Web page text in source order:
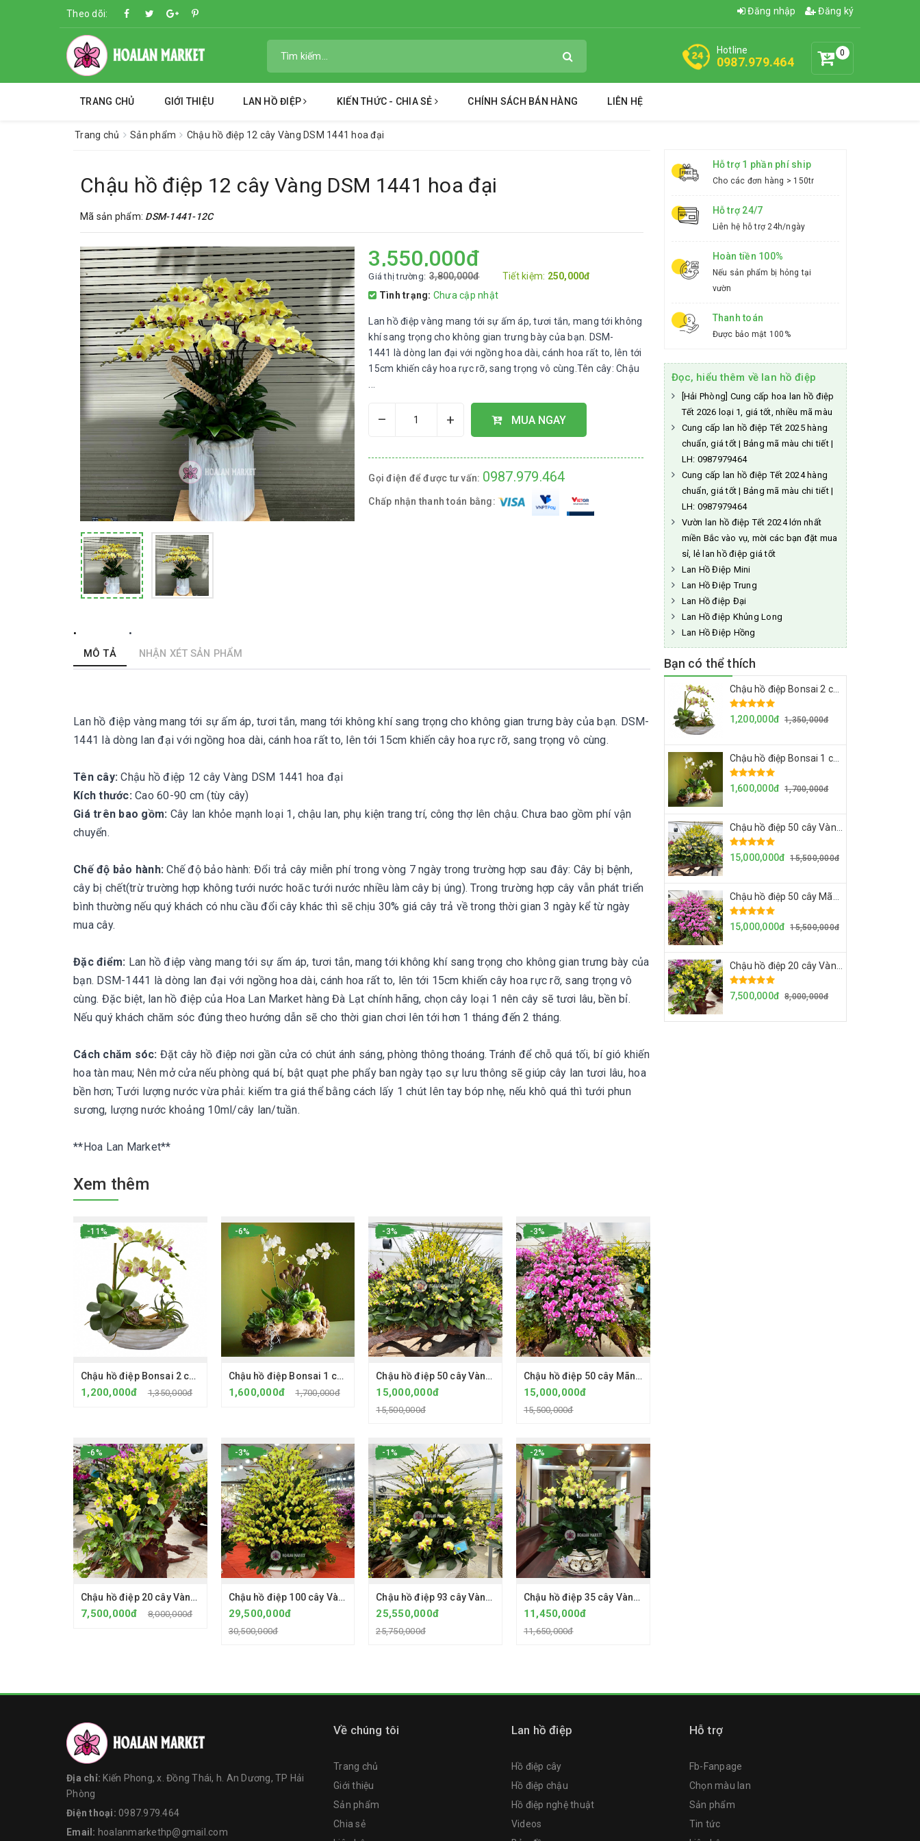
Theo dõi: Đăng nhập Đăng ký
0
Hotline
0987.979.464
TRANG CHỦ GIỚI THIỆU LAN HỒ ĐIỆP KIẾN THỨC - CHIA SẺ CHÍNH SÁCH BÁN HÀNG LIÊN HỆ
Trang chủ Sản phẩm Chậu hồ điệp 12 cây Vàng DSM 1441 hoa đại
Chậu hồ điệp 12 cây Vàng DSM 1441 hoa đại
Mã sản phẩm: DSM-1441-12C
3,550,000đ
Giá thị trường: 3,800,000đ Tiết kiệm: 250,000đ
Tình trạng: Chưa cập nhật
Lan hồ điệp vàng mang tới sự ấm áp, tươi tắn, mang tới không
khí sang trọng cho không gian trưng bày của bạn. DSM-
1441 là dòng lan đại với ngồng hoa dài, cánh hoa rất to, lên tới
15cm khiến cây hoa rực rỡ, sang trọng vô cùng.Tên cây: Chậu
– + MUA NGAY
Gọi điện để được tư vấn: 0987.979.464
Chấp nhận thanh toán bằng:
MÔ TẢ NHẬN XÉT SẢN PHẨM
Lan hồ điệp vàng mang tới sự ấm áp, tươi tắn, mang tới không khí sang trọng cho không gian trưng bày của bạn. DSM-
1441 là dòng lan đại với ngồng hoa dài, cánh hoa rất to, lên tới 15cm khiến cây hoa rực rỡ, sang trọng vô cùng.
Tên cây: Chậu hồ điệp 12 cây Vàng DSM 1441 hoa đại
Kích thước: Cao 60-90 cm (tùy cây)
Giá trên bao gồm: Cây lan khỏe mạnh loại 1, chậu lan, phụ kiện trang trí, công thợ lên chậu. Chưa bao gồm phí vận
chuyển.
Chế độ bảo hành: Chế độ bảo hành: Đổi trả cây miễn phí trong vòng 7 ngày trong trường hợp sau đây: Cây bị bệnh,
cây bị chết(trừ trường hợp không tưới nước hoăc tưới nước nhiều làm cây bị úng). Trong trường hợp cây vẫn phát triển
bình thường nếu quý khách có nhu cầu đổi cây khác thì sẽ chịu 30% giá cây trả về trong thời gian 3 ngày kể từ ngày
mua cây.
Đặc điểm: Lan hồ điệp vàng mang tới sự ấm áp, tươi tắn, mang tới không khí sang trọng cho không gian trưng bày của
bạn. DSM-1441 là dòng lan đại với ngồng hoa dài, cánh hoa rất to, lên tới 15cm khiến cây hoa rực rỡ, sang trọng vô
cùng. Đặc biệt, lan hồ điệp của Hoa Lan Market hàng Đà Lạt chính hãng, chọn cây loại 1 nên cây sẽ tươi lâu, bền bỉ.
Nếu quý khách chăm sóc đúng theo hướng dẫn sẽ cho thời gian chơi lên tới hơn 1 tháng đến 2 tháng.
Cách chăm sóc: Đặt cây hồ điệp nơi gần cửa có chút ánh sáng, phòng thông thoáng. Tránh để chỗ quá tối, bí gió khiến
hoa tàn mau; Nên mở cửa nếu phòng quá bí, bật quạt phe phẩy ban ngày tạo sự lưu thông sẽ giúp cây lan tươi lâu, hoa
bền hơn; Tưới lượng nước vừa phải: kiếm tra giá thể bằng cách lấy 1 chút lên tay bóp nhẹ, nếu khô quá thì tưới phun
sương, lượng nước khoảng 10ml/cây lan/tuần.
**Hoa Lan Market**
Xem thêm
-11%
Chậu hồ điệp Bonsai 2 cây mini vàng kẻ đỏ - Chậu sành
1,200,000đ 1,350,000đ
-6%
Chậu hồ điệp Bonsai 1 cây mini Ama trắng 2 ngồng hoa - Chậu lũa
1,600,000đ 1,700,000đ
-3%
Chậu hồ điệp 50 cây Vàng 2035 2 ngồng hoa - Gỗ lũa
15,000,000đ
15,500,000đ
-3%
Chậu hồ điệp 50 cây Mãn thiên hồng - Gỗ lũa
15,000,000đ
15,500,000đ
-6%
Chậu hồ điệp 20 cây Vàng 2035 - Gỗ lũa
7,500,000đ 8,000,000đ
-3%
Chậu hồ điệp 100 cây Vàng 2035 2 vòi hoa - Chậu sứ cao cấp
29,500,000đ
30,500,000đ
-1%
Chậu hồ điệp 93 cây Vàng 2035 - Chậu sứ Bát Tràng
25,550,000đ
25,750,000đ
-2%
Chậu hồ điệp 35 cây Vàng 2035 - Chậu sứ cao cấp
11,450,000đ
11,650,000đ
Hỗ trợ 1 phần phí ship
Cho các đơn hàng > 150tr
Hỗ trợ 24/7
Liên hệ hỗ trợ 24h/ngày
Hoàn tiền 100%
Nếu sản phẩm bị hỏng tại
vườn
Thanh toán
Được bảo mật 100%
Đọc, hiểu thêm về lan hồ điệp
[Hải Phòng] Cung cấp hoa lan hồ điệp
Tết 2026 loại 1, giá tốt, nhiều mã màu
Cung cấp lan hồ điệp Tết 2025 hàng
chuẩn, giá tốt | Bảng mã màu chi tiết |
LH: 0987979464
Cung cấp lan hồ điệp Tết 2024 hàng
chuẩn, giá tốt | Bảng mã màu chi tiết |
LH: 0987979464
Vườn lan hồ điệp Tết 2024 lớn nhất
miền Bắc vào vụ, mời các bạn đặt mua
sỉ, lẻ lan hồ điệp giá tốt
Lan Hồ Điệp Mini
Lan Hồ Điệp Trung
Lan Hồ điệp Đại
Lan Hồ điệp Khủng Long
Lan Hồ Điệp Hồng
Bạn có thể thích
Chậu hồ điệp Bonsai 2 cây mini vàng kẻ đỏ - Chậu sành
1,200,000đ 1,350,000đ
Chậu hồ điệp Bonsai 1 cây mini Ama trắng 2 ngồng hoa - Chậu lũa
1,600,000đ 1,700,000đ
15,000,000đ 15,500,000đ
15,000,000đ 15,500,000đ
7,500,000đ 8,000,000đ
Địa chỉ: Kiến Phong, x. Đồng Thái, h. An Dương, TP Hải
Phòng
Điện thoại: 0987.979.464
Email: hoalanmarkethp@gmail.com
Về chúng tôi
Trang chủ
Giới thiệu
Sản phẩm
Chia sẻ
Lan hồ điệp
Hồ điệp cây
Hồ điệp chậu
Hồ điệp nghệ thuật
Videos
Hỗ trợ
Fb-Fanpage
Chọn màu lan
Sản phẩm
Tin tức